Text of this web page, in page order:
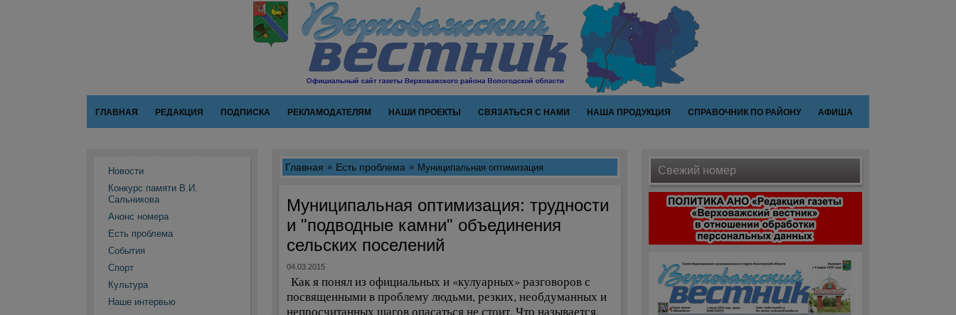
ГЛАВНАЯ РЕДАКЦИЯ ПОДПИСКА РЕКЛАМОДАТЕЛЯМ НАШИ ПРОЕКТЫ СВЯЗАТЬСЯ С НАМИ НАША ПРОДУКЦИЯ СПРАВОЧНИК ПО РАЙОНУ АФИША
Новости
Конкурс памяти В.И.
Сальникова
Анонс номера
Есть проблема
События
Спорт
Культура
Наше интервью
Главная Есть проблема Муниципальная оптимизация
Муниципальная оптимизация: трудности
и "подводные камни" объединения
сельских поселений
04.03.2015
Как я понял из официальных и «кулуарных» разговоров с
посвященными в проблему людьми, резких, необдуманных и
непросчитанных шагов опасаться не стоит. Что называется,
Свежий номер